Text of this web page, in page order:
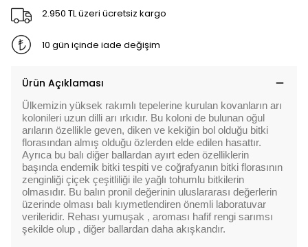
2.950 TL üzeri ücretsiz kargo
10 gün içinde iade değişim
Ürün Açıklaması
Ülkemizin yüksek rakımlı tepelerine kurulan kovanların arı
kolonileri uzun dilli arı ırkıdır. Bu koloni de bulunan oğul
arıların özellikle geven, diken ve kekiğin bol olduğu bitki
florasından almış olduğu özlerden elde edilen hasattır.
Ayrıca bu balı diğer ballardan ayırt eden özelliklerin
başında endemik bitki tespiti ve coğrafyanın bitki florasının
zenginliği çiçek çeşitliliği ile yağlı tohumlu bitkilerin
olmasıdır. Bu balın pronil değerinin uluslararası değerlerin
üzerinde olması balı kıymetlendiren önemli laboratuvar
verileridir. Rehası yumuşak , aroması hafif rengi sarımsı
şekilde olup , diğer ballardan daha akışkandır.